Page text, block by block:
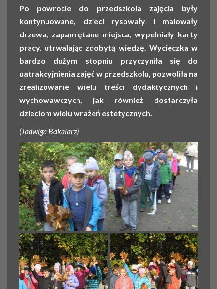
Po powrocie do przedszkola zajęcia były
kontynuowane, dzieci rysowały i malowały
drzewa, zapamiętane miejsca, wypełniały karty
pracy, utrwalając zdobytą wiedzę. Wycieczka w
bardzo dużym stopniu przyczyniła się do
uatrakcyjnienia zajęć w przedszkolu, pozwoliła na
zrealizowanie wielu treści dydaktycznych i
wychowawczych, jak również dostarczyła
dzieciom wielu wrażeń estetycznych.
(Jadwiga Bakalarz)